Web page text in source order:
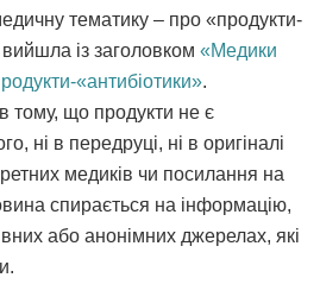
тематику – про «продукти-
із заголовком «Медики
«антибіотики».
тому, що продукти не є
ні в передруці, ні в оригіналі
медиків чи посилання на
спирається на інформацію,
або анонімних джерелах, які